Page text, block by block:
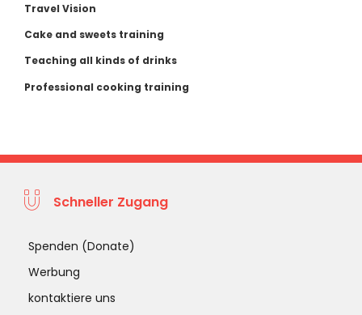
Travel Vision
Cake and sweets training
Teaching all kinds of drinks
Professional cooking training
Schneller Zugang
Spenden (Donate)
Werbung
kontaktiere uns